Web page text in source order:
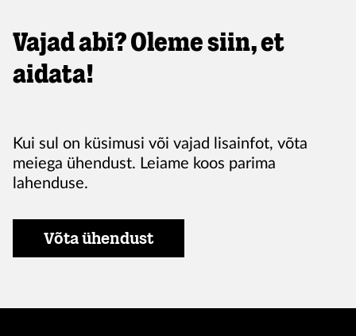
Vajad abi? Oleme siin, et
aidata!
Kui sul on küsimusi või vajad lisainfot, võta
meiega ühendust. Leiame koos parima
lahenduse.
Võta ühendust